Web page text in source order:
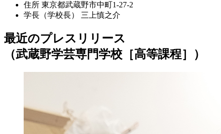
住所 東京都武蔵野市中町1-27-2
学長（学校長）
三上慎之介
最近のプレスリリース
（武蔵野学芸専門学校［高等課程］）